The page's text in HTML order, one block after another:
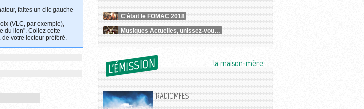
faites un clic gauche
(VLC, par exemple),
du lien". Collez cette
votre lecteur préféré.
C'était le FOMAC 2018
Musiques Actuelles, unissez-vous !
L'ÉMISSION la maison-mère
RADIOMFEST